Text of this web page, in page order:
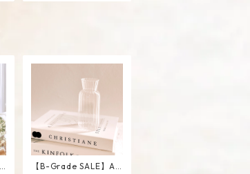
【B-Grade SALE】An